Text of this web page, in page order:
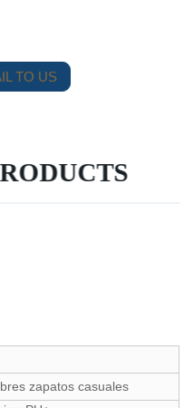
TO US
zapatos casuales